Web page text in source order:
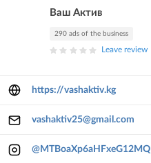
Ваш Актив
290 ads of the business
Leave review
https://vashaktiv.kg
vashaktiv25@gmail.com
@MTBoaXp6aHFxeG12MQ